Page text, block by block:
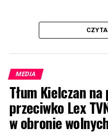
MEDIA
Tłum Kielczan
przeciwko Lex
w obronie